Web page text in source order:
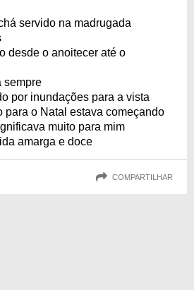
servido na madrugada
desde o anoitecer até o
sempre
por inundações para a vista
para o Natal estava começando
muito para mim
amarga e doce
COMPARTILHAR